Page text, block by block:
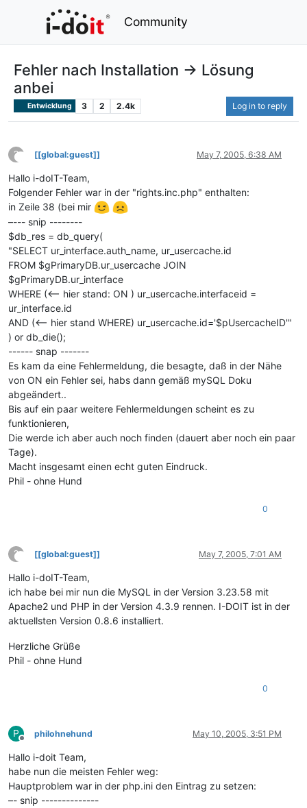
Community
Fehler nach Installation -> Lösung
anbei
Entwicklung 3 2 2.4k Log in to reply
?
This user is from outside of this forum
[[global:guest]] May 7, 2005, 6:38 AM
Hallo i-doIT-Team,
Folgender Fehler war in der "rights.inc.php" enthalten:
in Zeile 38 (bei mir
–--- snip --------
$db_res = db_query(
"SELECT ur_interface.auth_name, ur_usercache.id
FROM $gPrimaryDB.ur_usercache JOIN
$gPrimaryDB.ur_interface
WHERE (<-- hier stand: ON ) ur_usercache.interfaceid =
ur_interface.id
AND (<-- hier stand WHERE) ur_usercache.id='$pUsercacheID'"
) or db_die();
------ snap -------
Es kam da eine Fehlermeldung, die besagte, daß in der Nähe
von ON ein Fehler sei, habs dann gemäß mySQL Doku
abgeändert..
Bis auf ein paar weitere Fehlermeldungen scheint es zu
funktionieren,
Die werde ich aber auch noch finden (dauert aber noch ein paar
Tage).
Macht insgesamt einen echt guten Eindruck.
Phil - ohne Hund
0
?
This user is from outside of this forum
[[global:guest]] May 7, 2005, 7:01 AM
Hallo i-doIT-Team,
ich habe bei mir nun die MySQL in der Version 3.23.58 mit
Apache2 und PHP in der Version 4.3.9 rennen. I-DOIT ist in der
aktuellsten Version 0.8.6 installiert.
Herzliche Grüße
Phil - ohne Hund
0
P
Offline
philohnehund May 10, 2005, 3:51 PM
Hallo i-doit Team,
habe nun die meisten Fehler weg:
Hauptproblem war in der php.ini den Eintrag zu setzen:
–- snip --------------